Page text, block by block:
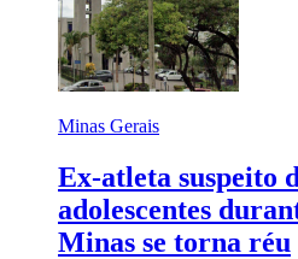
Minas Gerais
Ex-atleta suspeito
adolescentes
Minas se torna réu